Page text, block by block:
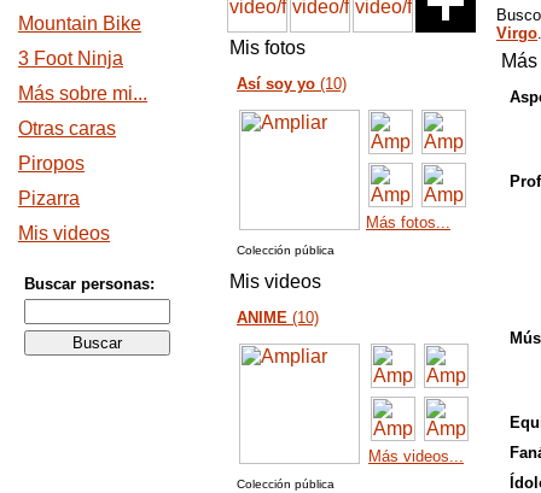
Mountain Bike
3 Foot Ninja
Más sobre mi...
Otras caras
Piropos
Pizarra
Mis videos
Buscar personas:
Mis fotos
Así soy yo (10)
Más fotos...
Colección pública
Mis videos
ANIME (10)
Más videos...
Colección pública
Virgo